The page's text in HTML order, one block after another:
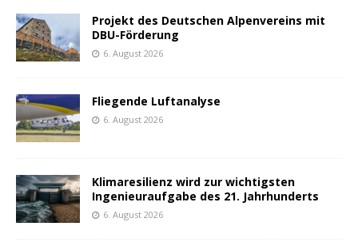
Projekt des Deutschen Alpenvereins mit
DBU-Förderung
6. August 2026
Fliegende Luftanalyse
6. August 2026
Klimaresilienz wird zur wichtigsten
Ingenieuraufgabe des 21. Jahrhunderts
6. August 2026